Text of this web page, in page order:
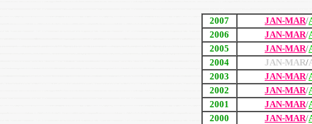
2007 JAN-MAR/
2006
JAN-MAR/
2005
JAN-MAR/
2004
JAN-MAR/
2003
JAN-MAR/
2002
JAN-MAR/
2001
JAN-MAR/
2000
JAN-MAR/